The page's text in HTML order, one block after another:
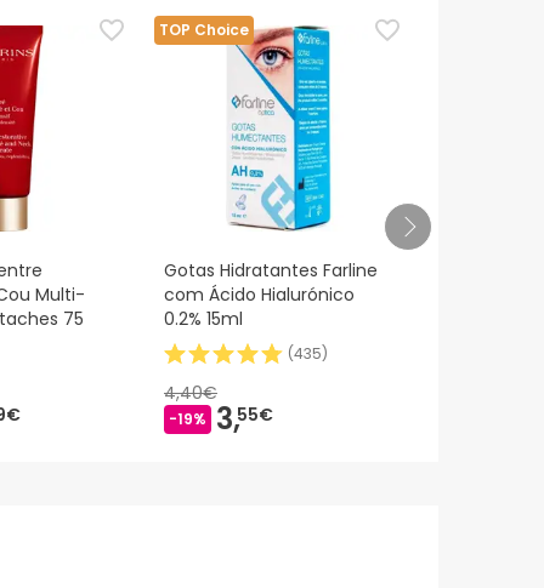
Multi-
75
TOP Choice
Gotas Hidratantes Farline
com Ácido Hialurónico
0.2% 15ml
(435)
4,40€
-19% 3,55€